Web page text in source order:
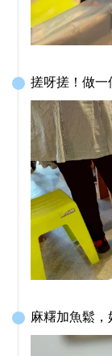
搓呀搓！做一
麻糬加魚鬆，